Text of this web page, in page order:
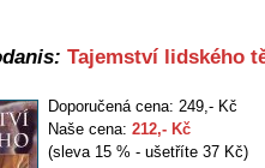
Tajemství lidského
Doporučená cena: 249,- Kč
Naše cena: 212,- Kč
(sleva 15 % - ušetříte 37 Kč)